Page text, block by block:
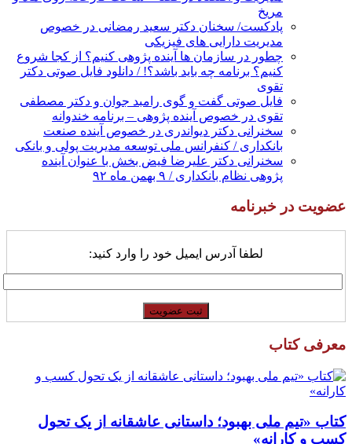
مریخ
پادکست/ سخنان دکتر سعید رمضانی در خصوص
مدیریت دارایی های فیزیکی
چطور در سازمان ها آینده پژوهی کنیم؟ از کجا شروع
کنیم؟ برنامه چه باید باشد؟! / دانلود فایل صوتی دکتر
تقوی
فایل صوتی گفت و گوی رامبد جوان و دکتر مصطفی
تقوی در خصوص آینده پژوهی – برنامه خندوانه
سخنرانی دکتر دیواندری در خصوص آینده صنعت
بانکداری / کنفرانس ملی توسعه مدیریت پولی و بانکی
سخنرانی دکتر علیرضا فیض بخش با عنوان آینده
پژوهی نظام بانکداری / ۹ بهمن ماه ۹۲
عضویت در خبرنامه
لطفا آدرس ایمیل خود را وارد کنید:
معرفی کتاب
کتاب «تیم ملی بهبود؛ داستانی عاشقانه از یک تحول
کسب و کارانه»